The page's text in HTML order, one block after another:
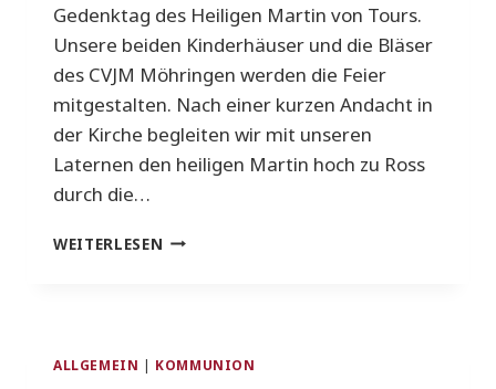
Gedenktag des Heiligen Martin von Tours.
Unsere beiden Kinderhäuser und die Bläser
des CVJM Möhringen werden die Feier
mitgestalten. Nach einer kurzen Andacht in
der Kirche begleiten wir mit unseren
Laternen den heiligen Martin hoch zu Ross
durch die…
WEITERLESEN MARTINSPROZESSION
ALLGEMEIN | KOMMUNION